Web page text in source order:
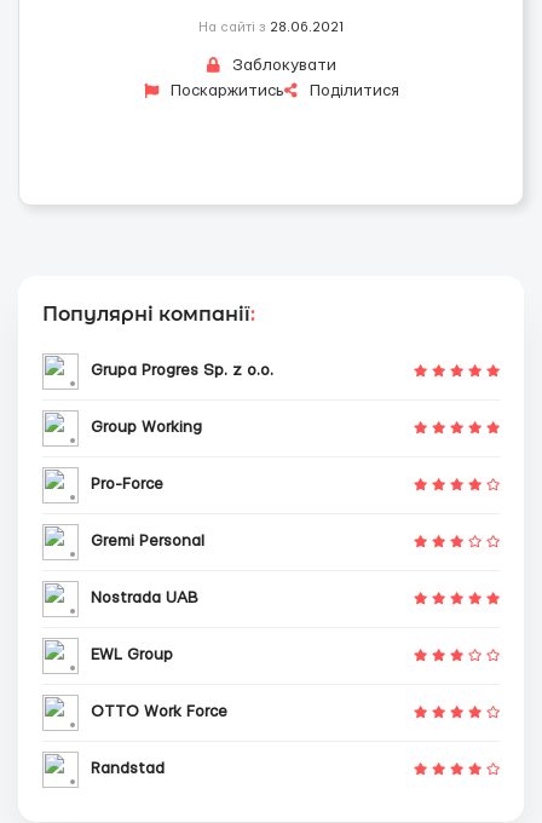
На сайті з 28.06.2021
Заблокувати
Поскаржитись
Поділитися
Популярні компанії:
Grupa Progres Sp. z o.o.
Group Working
Pro-Force
Gremi Personal
Nostrada UAB
EWL Group
OTTO Work Force
Randstad